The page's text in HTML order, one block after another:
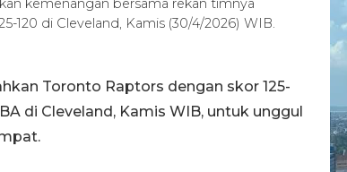
kemenangan bersama rekan timnya
120 di Cleveland, Kamis (30/4/2026) WIB.
Toronto Raptors dengan skor 125-
di Cleveland, Kamis WIB, untuk unggul